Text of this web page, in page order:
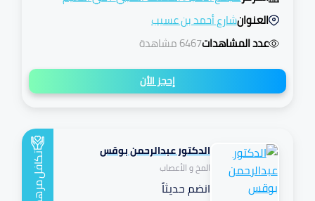
العنوانشارع أحمد بن عسيب
عدد المشاهدات6467 مشاهدة
إحجز الأن
الدكتور عبدالرحمن بوقس
المخ و الأعصاب
انضم حديثاً
تكافل
مرهم